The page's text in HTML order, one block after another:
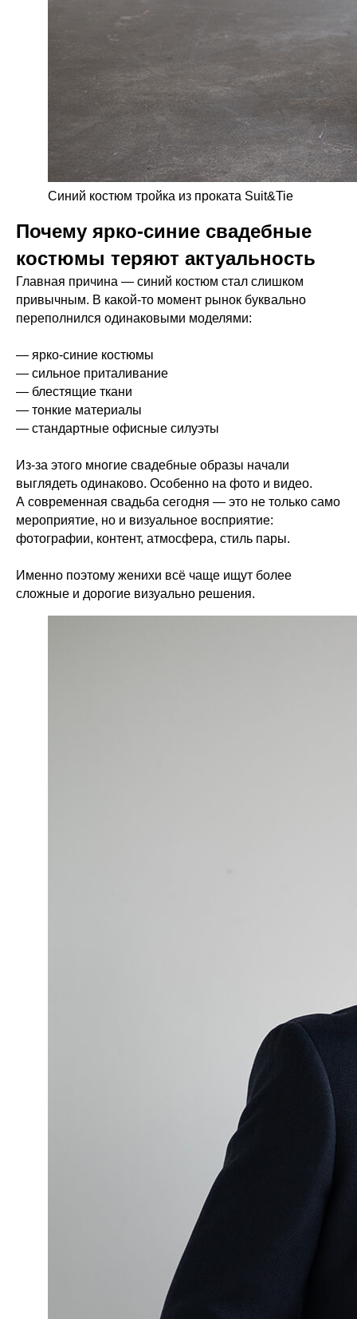
Синий костюм тройка из проката Suit&Tie
Почему ярко-синие свадебные
костюмы теряют актуальность
Главная причина — синий костюм стал слишком
привычным. В какой-то момент рынок буквально
переполнился одинаковыми моделями:
— ярко-синие костюмы
— сильное приталивание
— блестящие ткани
— тонкие материалы
— стандартные офисные силуэты
Из-за этого многие свадебные образы начали
выглядеть одинаково. Особенно на фото и видео.
А современная свадьба сегодня — это не только само
мероприятие, но и визуальное восприятие:
фотографии, контент, атмосфера, стиль пары.
Именно поэтому женихи всё чаще ищут более
сложные и дорогие визуально решения.